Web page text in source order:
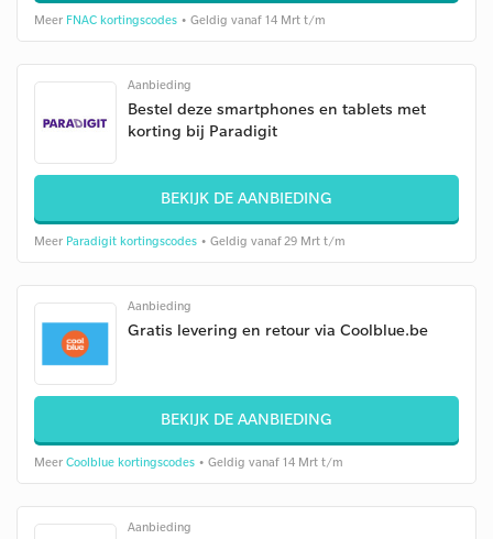
Meer FNAC kortingscodes • Geldig vanaf 14 Mrt t/m
Aanbieding
Bestel deze smartphones en tablets met
korting bij Paradigit
BEKIJK DE AANBIEDING
Meer Paradigit kortingscodes • Geldig vanaf 29 Mrt t/m
Aanbieding
Gratis levering en retour via Coolblue.be
BEKIJK DE AANBIEDING
Meer Coolblue kortingscodes • Geldig vanaf 14 Mrt t/m
Aanbieding